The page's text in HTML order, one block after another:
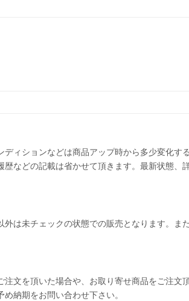
ィションなどは商品アップ時から多少変化
などの記載は省かせて頂きます。最新状態、
は未チェックの状態での販売となります。ま
文を頂いた場合や、お取り寄せ商品をご注
納期をお問い合わせ下さい。